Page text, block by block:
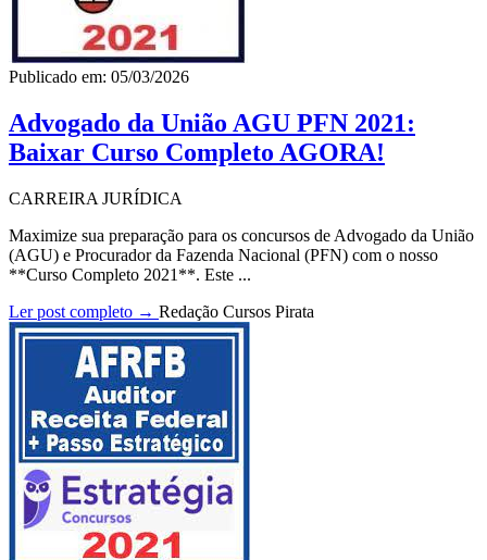
Publicado em: 05/03/2026
Advogado da União AGU PFN 2021:
Baixar Curso Completo AGORA!
CARREIRA JURÍDICA
Maximize sua preparação para os concursos de Advogado da União
(AGU) e Procurador da Fazenda Nacional (PFN) com o nosso
**Curso Completo 2021**. Este ...
Ler post completo → Redação Cursos Pirata